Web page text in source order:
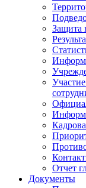
Защита
Отчет
Документы